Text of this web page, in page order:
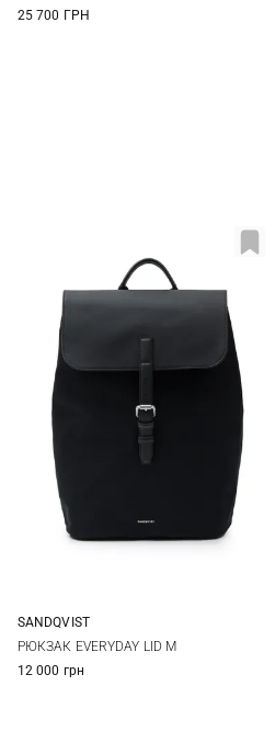
25 700 ГРН
25Х37Х13СМ
SANDQVIST
РЮКЗАК EVERYDAY LID M
12 000 грн